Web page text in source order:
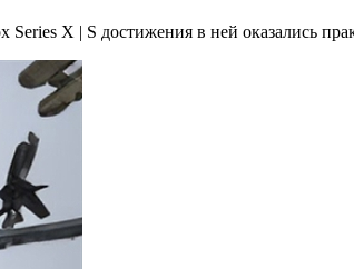
Series X | S достижения в ней оказались